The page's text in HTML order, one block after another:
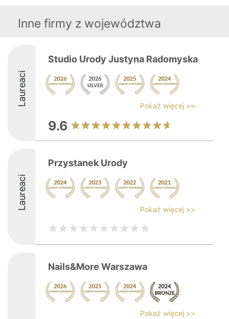
Inne firmy z województwa
Laureaci
Studio Urody Justyna Radomyska
Pokaż więcej >>
9.6
Laureaci
Przystanek Urody
Pokaż więcej >>
Nails&More Warszawa
Pokaż więcej >>